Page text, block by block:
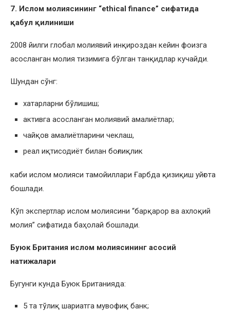
7. Ислом молиясининг “ethical finance” сифатида
қабул қилиниши
2008 йилги глобал молиявий инқироздан кейин фоизга
асосланган молия тизимига бўлган танқидлар кучайди.
Шундан сўнг:
хатарларни бўлишиш;
активга асосланган молиявий амалиётлар;
чайқов амалиётларини чеклаш,
реал иқтисодиёт билан боғлиқлик
каби ислом молияси тамойиллари Ғарбда қизиқиш уйғота
бошлади.
Кўп экспертлар ислом молиясини “барқарор ва ахлоқий
молия” сифатида баҳолай бошлади.
Буюк Британия ислом молиясининг асосий
натижалари
Бугунги кунда Буюк Британияда:
5 та тўлиқ шариатга мувофиқ банк;